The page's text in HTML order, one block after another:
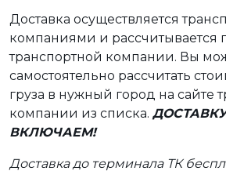
Доставка осуществляется
компаниями и рассчитывается
транспортной компании. Вы
самостоятельно рассчитать
груза в нужный город на сайте
компании из списка.
ВКЛЮЧАЕМ!
Доставка до терминала ТК